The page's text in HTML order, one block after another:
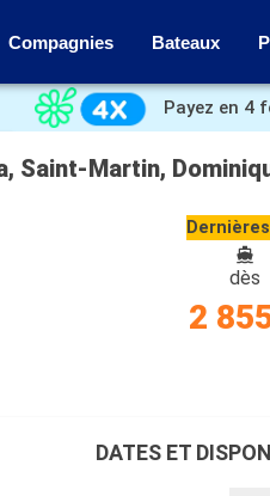
Compagnies Bateaux
Payez en 4
Saint-Martin,
dès
2
DATES ET